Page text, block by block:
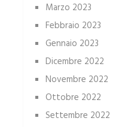
Marzo 2023
Febbraio 2023
Gennaio 2023
Dicembre 2022
Novembre 2022
Ottobre 2022
Settembre 2022